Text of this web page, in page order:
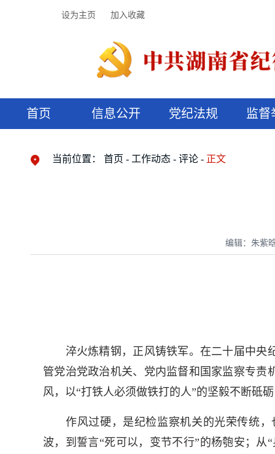
设为主页 加入收藏
首页 信息公开 党纪法规 监督
当前位置： 首页 工作动态 评论 正文
编辑：朱紫
淬火炼精钢，正风铸铁军。在二十届中央
管党治党政治机关、党内监督和国家监察专
风，以“打铁人必须做铁打的人”的坚毅不断砥
作风过硬，是纪检监察机关的光荣传统，
波，到誓言“死可以，变节不行”的杨匏安；